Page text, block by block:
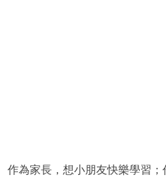
作為家長，想小朋友快樂學習